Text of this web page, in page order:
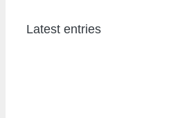
Latest entries